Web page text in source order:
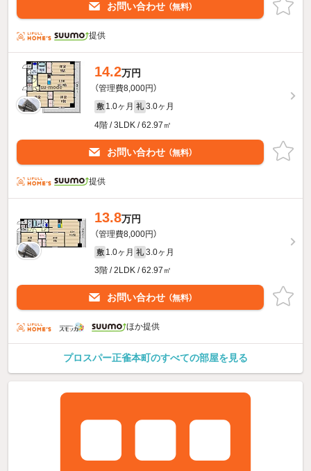
お問い合わせ （無料）
提供
14.2万円
（管理費8,000円）
敷 1.0ヶ月 礼 3.0ヶ月
4階 / 3LDK / 62.97㎡
お問い合わせ （無料）
提供
13.8万円
（管理費8,000円）
敷 1.0ヶ月 礼 3.0ヶ月
3階 / 2LDK / 62.97㎡
お問い合わせ （無料）
ほか提供
プロスパー正雀本町のすべての部屋を見る